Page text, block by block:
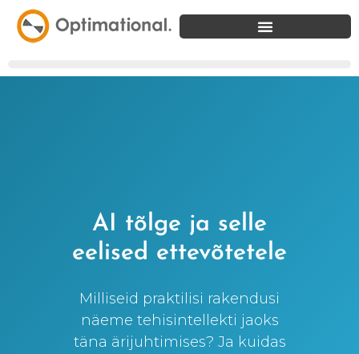
AI tõlge ja selle
eelised ettevõtetele
Milliseid praktilisi rakendusi
näeme tehisintellekti jaoks
täna ärijuhtimises? Ja kuidas